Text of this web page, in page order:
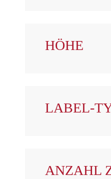
HÖHE
LABEL-
ANZAHL